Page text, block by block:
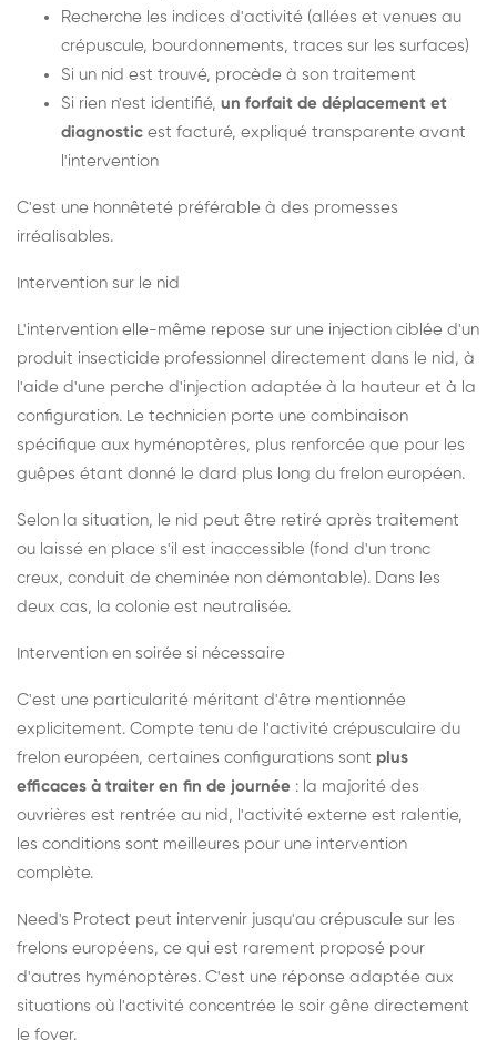
Recherche les indices d'activité (allées et venues au
crépuscule, bourdonnements, traces sur les surfaces)
Si un nid est trouvé, procède à son traitement
Si rien n'est identifié, un forfait de déplacement et
diagnostic est facturé, expliqué transparente avant
l'intervention
C'est une honnêteté préférable à des promesses
irréalisables.
Intervention sur le nid
L'intervention elle-même repose sur une injection ciblée d'un
produit insecticide professionnel directement dans le nid, à
l'aide d'une perche d'injection adaptée à la hauteur et à la
configuration. Le technicien porte une combinaison
spécifique aux hyménoptères, plus renforcée que pour les
guêpes étant donné le dard plus long du frelon européen.
Selon la situation, le nid peut être retiré après traitement
ou laissé en place s'il est inaccessible (fond d'un tronc
creux, conduit de cheminée non démontable). Dans les
deux cas, la colonie est neutralisée.
Intervention en soirée si nécessaire
C'est une particularité méritant d'être mentionnée
explicitement. Compte tenu de l'activité crépusculaire du
frelon européen, certaines configurations sont plus
efficaces à traiter en fin de journée : la majorité des
ouvrières est rentrée au nid, l'activité externe est ralentie,
les conditions sont meilleures pour une intervention
complète.
Need's Protect peut intervenir jusqu'au crépuscule sur les
frelons européens, ce qui est rarement proposé pour
d'autres hyménoptères. C'est une réponse adaptée aux
situations où l'activité concentrée le soir gêne directement
le foyer.